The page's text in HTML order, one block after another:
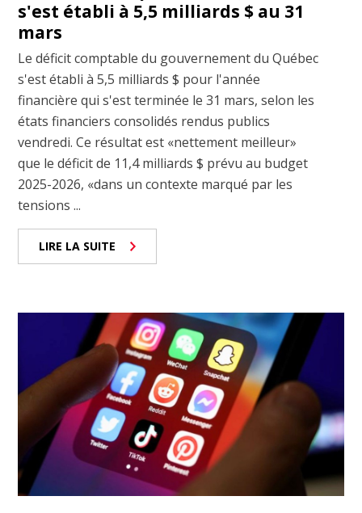
s'est établi à 5,5 milliards $ au 31
mars
Le déficit comptable du gouvernement du Québec
s'est établi à 5,5 milliards $ pour l'année
financière qui s'est terminée le 31 mars, selon les
états financiers consolidés rendus publics
vendredi. Ce résultat est «nettement meilleur»
que le déficit de 11,4 milliards $ prévu au budget
2025-2026, «dans un contexte marqué par les
tensions ...
LIRE LA SUITE